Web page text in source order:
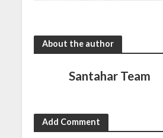
About the author
Santahar Team
Add Comment